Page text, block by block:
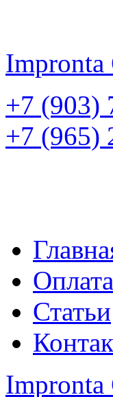
Impronta
+7 (903)
+7 (965)
Статьи
Impronta